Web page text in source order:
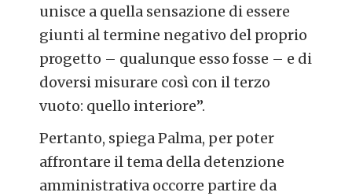
unisce a quella sensazione di essere
giunti al termine negativo del proprio
progetto – qualunque esso fosse – e di
doversi misurare così con il terzo
vuoto: quello interiore”.
Pertanto, spiega Palma, per poter
affrontare il tema della detenzione
amministrativa occorre partire da